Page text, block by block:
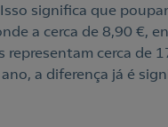
significa que
a cerca de 8,90 €,
representam cerca de
a diferença já é